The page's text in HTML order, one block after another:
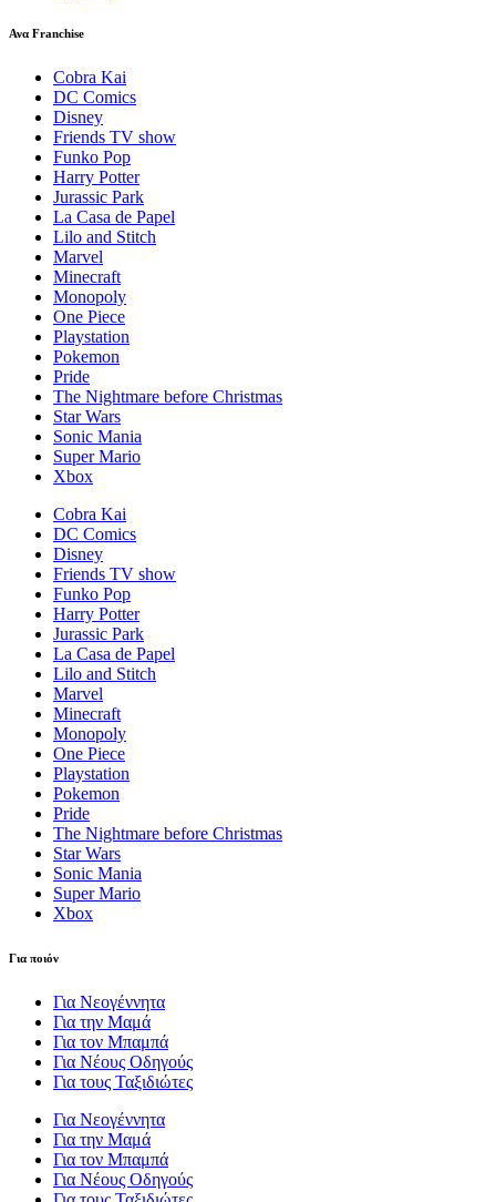
Ανα Franchise
Cobra Kai
DC Comics
Disney
Friends TV show
Funko Pop
Harry Potter
Jurassic Park
La Casa de Papel
Lilo and Stitch
Marvel
Minecraft
Monopoly
One Piece
Playstation
Pokemon
Pride
The Nightmare before Christmas
Star Wars
Sonic Mania
Super Mario
Xbox
Cobra Kai
DC Comics
Disney
Friends TV show
Funko Pop
Harry Potter
Jurassic Park
La Casa de Papel
Lilo and Stitch
Marvel
Minecraft
Monopoly
One Piece
Playstation
Pokemon
Pride
The Nightmare before Christmas
Star Wars
Sonic Mania
Super Mario
Xbox
Για ποιόν
Για Νεογέννητα
Για την Μαμά
Για τον Μπαμπά
Για Νέους Οδηγούς
Για τους Ταξιδιώτες
Για Νεογέννητα
Για την Μαμά
Για τον Μπαμπά
Για Νέους Οδηγούς